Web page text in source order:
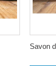
Savon